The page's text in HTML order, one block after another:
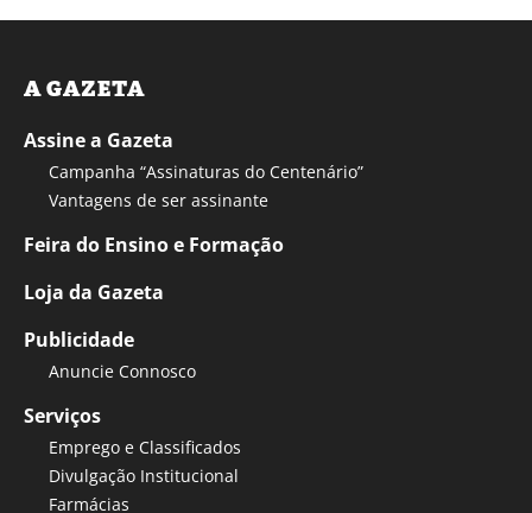
A GAZETA
Assine a Gazeta
Campanha “Assinaturas do Centenário”
Vantagens de ser assinante
Feira do Ensino e Formação
Loja da Gazeta
Publicidade
Anuncie Connosco
Serviços
Emprego e Classificados
Divulgação Institucional
Farmácias